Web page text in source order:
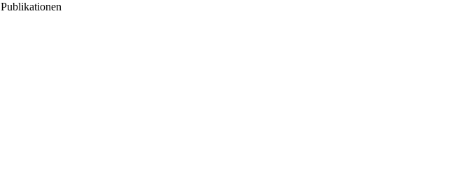
Publikationen